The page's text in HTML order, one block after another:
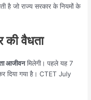
है जो राज्य सरकार के नियमों के
की वैधता
आजीवनमिलेगी। पहले यह 7
दिया गया है। CTET July